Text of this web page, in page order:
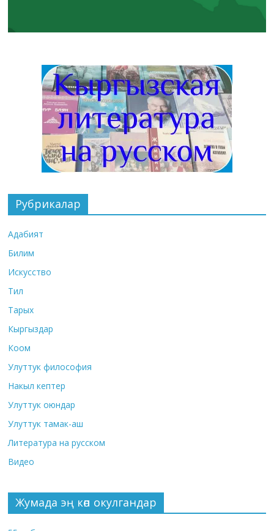
Рубрикалар
Адабият
Билим
Искусство
Тил
Тарых
Кыргыздар
Коом
Улуттук философия
Накыл кептер
Улуттук оюндар
Улуттук тамак-аш
Литература на русском
Видео
Жумада эң көп окулгандар